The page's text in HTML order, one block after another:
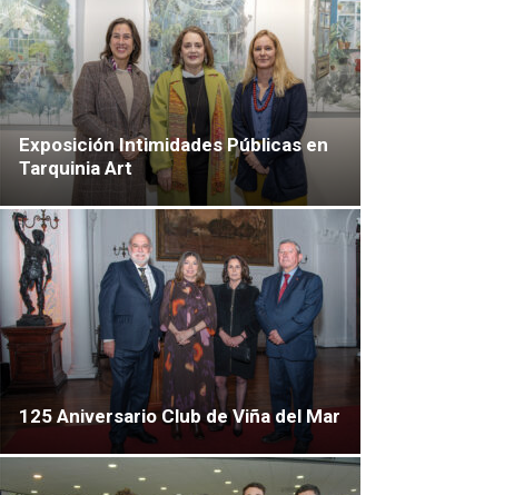
Exposición Intimidades Públicas en
Tarquinia Art
125 Aniversario Club de Viña del Mar